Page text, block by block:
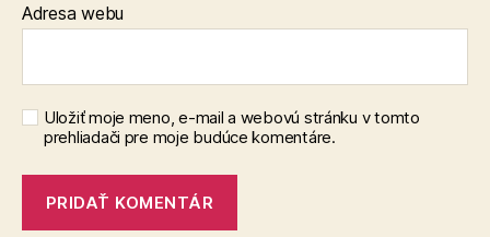
Adresa webu
Uložiť moje meno, e-mail a webovú stránku v tomto
prehliadači pre moje budúce komentáre.